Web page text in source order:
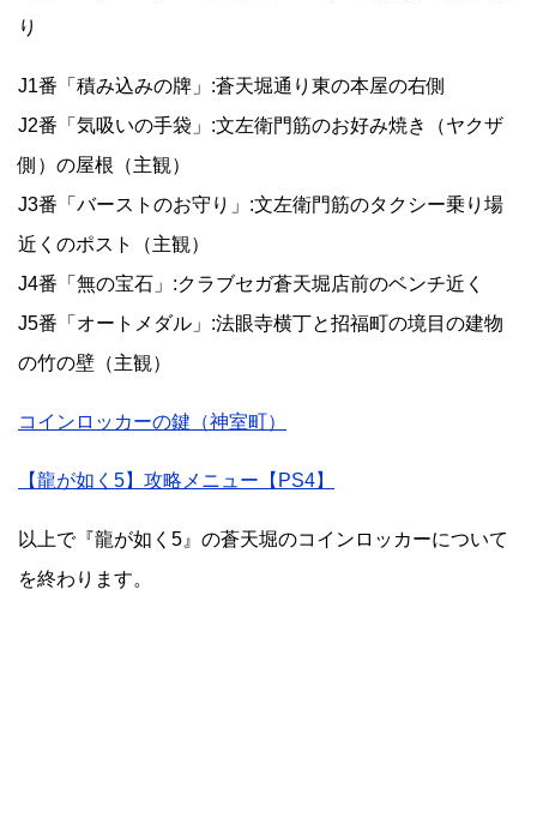
り
J1番「積み込みの牌」:蒼天堀通り東の本屋の右側
J2番「気吸いの手袋」:文左衛門筋のお好み焼き（ヤクザ
側）の屋根（主観）
J3番「バーストのお守り」:文左衛門筋のタクシー乗り場
近くのポスト（主観）
J4番「無の宝石」:クラブセガ蒼天堀店前のベンチ近く
J5番「オートメダル」:法眼寺横丁と招福町の境目の建物
の竹の壁（主観）
コインロッカーの鍵（神室町）
【龍が如く5】攻略メニュー【PS4】
以上で『龍が如く5』の蒼天堀のコインロッカーについて
を終わります。